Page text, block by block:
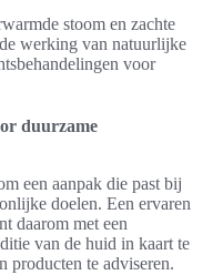
stoom en zachte
werking van natuurlijke
voor
duurzame
een aanpak die past bij
doelen. Een ervaren
daarom met een
van de huid in kaart te
producten te adviseren.